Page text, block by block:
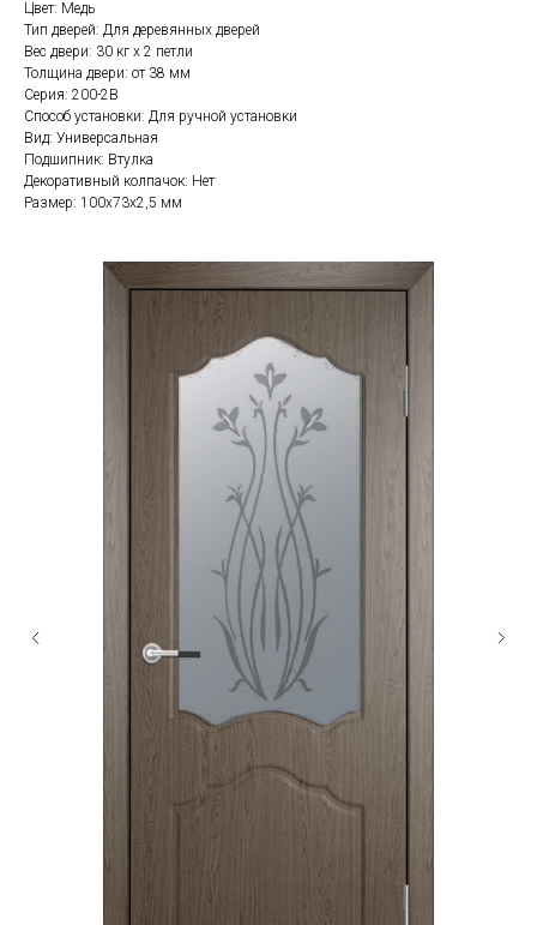
Цвет: Медь
Тип дверей: Для деревянных дверей
Вес двери: 30 кг x 2 петли
Толщина двери: от 38 мм
Серия: 200-2В
Способ установки: Для ручной установки
Вид: Универсальная
Подшипник: Втулка
Декоративный колпачок: Нет
Размер: 100x73x2,5 мм